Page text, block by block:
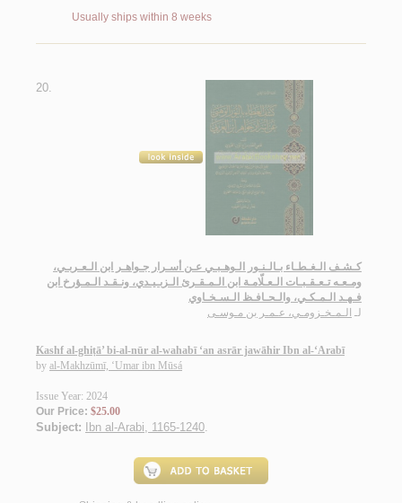
Usually ships within 8 weeks
20.
كـشـف الـغـطـاء بـالـنـور الـوهـبـي عـن أسـرار جـواهـر ابن الـعـربـي،
ومـعـه تـعـقـبـات الـعـلّامـة ابن الـمـقـرئ الـزبـيـدي، ونـقـد الـمـؤرخ ابن
فـهـد الـمـكـي، والـحـافـظ الـسـخـاوي
لـ الـمـخـزومـي، عـمـر بن مـوسـى
Kashf al-ghiṭā’ bi-al-nūr al-wahabī ‘an asrār jawāhir Ibn al-‘Arabī
by al-Makhzūmī, ‘Umar ibn Mūsá
Issue Year: 2024
Our Price: $25.00
Subject: Ibn al-Arabi, 1165-1240.